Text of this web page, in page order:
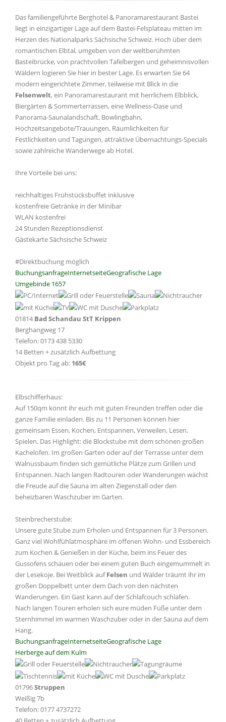
Das familiengeführte Berghotel & Panoramarestaurant Bastei
liegt in einzigartiger Lage auf dem Bastei-Felsplateau mitten im
Herzen des Nationalparks Sächsische Schweiz. Hoch über dem
romantischen Elbtal, umgeben von der weltberühmten
Basteibrücke, von prachtvollen Tafelbergen und geheimnisvollen
Wäldern logieren Sie hier in bester Lage. Es erwarten Sie 64
modern eingerichtete Zimmer, teilweise mit Blick in die
Felsenwelt, ein Panoramarestaurant mit herrlichem Elbblick,
Biergärten & Sommerterrassen, eine Wellness-Oase und
Panorama-Saunalandschaft, Bowlingbahn,
Hochzeitsangebote/Trauungen, Räumlichkeiten für
Festlichkeiten und Tagungen, attraktive Übernachtungs-Specials
sowie zahlreiche Wanderwege ab Hotel.
Ihre Vorteile bei uns:
reichhaltiges Frühstücksbuffet inklusive
kostenfreie Getränke in der Minibar
WLAN kostenfrei
24 Stunden Rezeptionsdienst
Gästekarte Sächsische Schweiz
#Direktbuchung möglich
BuchungsanfrageInternetseiteGeografische Lage
Umgebinde 1657
01814 Bad Schandau StT Krippen
Berghangweg 17
Telefon: 0173 438 5330
14 Betten + zusätzlich Aufbettung
Objekt pro Tag ab: 165€
Elbschifferhaus:
Auf 150qm könnt ihr euch mit guten Freunden treffen oder die
ganze Familie einladen. Bis zu 11 Personen können hier
gemeinsam Essen, Kochen, Entspannen, Verweilen, Lesen,
Spielen. Das Highlight: die Blockstube mit dem schönen großen
Kachelofen. Im großen Garten oder auf der Terrasse unter dem
Walnussbaum finden sich gemütliche Plätze zum Grillen und
Entspannen. Nach langen Radtouren oder Wanderungen wächst
die Freude auf die Sauna im alten Ziegenstall oder den
beheizbaren Waschzuber im Garten.
Steinbrecherstube:
Unsere gute Stube zum Erholen und Entspannen für 3 Personen.
Ganz viel Wohlfühlatmosphäre im offenen Wohn- und Essbereich
zum Kochen & Genießen in der Küche, beim ins Feuer des
Gussofens schauen oder bei einem guten Buch eingemummelt in
der Lesekoje. Bei Weitblick aufFelsen und Wälder träumt ihr im
großen Doppelbett unter dem Dach von den nächsten
Wanderungen. Ein Gast kann auf der Schlafcouch schlafen.
Nach langen Touren erholen sich eure müden Füße unter dem
Sternhimmel im warmen Waschzuber oder in der Sauna auf dem
Hang.
BuchungsanfrageInternetseiteGeografische Lage
Herberge auf dem Kulm
01796Struppen
Weißig 7b
Telefon: 0177 4737272